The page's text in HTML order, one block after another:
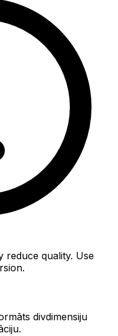
reduce quality. Use
divdimensiju